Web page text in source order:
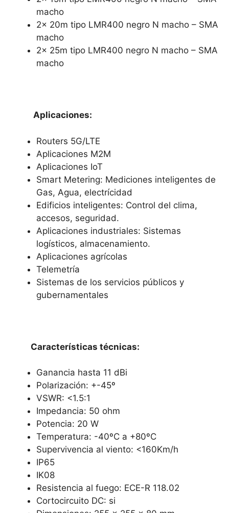
macho
2x 20m tipo LMR400 negro N macho – SMA
macho
2x 25m tipo LMR400 negro N macho – SMA
macho
Aplicaciones:
Routers 5G/LTE
Aplicaciones M2M
Aplicaciones IoT
Smart Metering: Mediciones inteligentes de
Gas, Agua, electrícidad
Edificios inteligentes: Control del clima,
accesos, seguridad.
Aplicaciones industriales: Sistemas
logísticos, almacenamiento.
Aplicaciones agrícolas
Telemetría
Sistemas de los servicios públicos y
gubernamentales
Características técnicas:
Ganancia hasta 11 dBi
Polarización: +-45º
VSWR: <1.5:1
Impedancia: 50 ohm
Potencia: 20 W
Temperatura: -40ºC a +80ºC
Supervivencia al viento: <160Km/h
IP65
IK08
Resistencia al fuego: ECE-R 118.02
Cortocircuito DC: si